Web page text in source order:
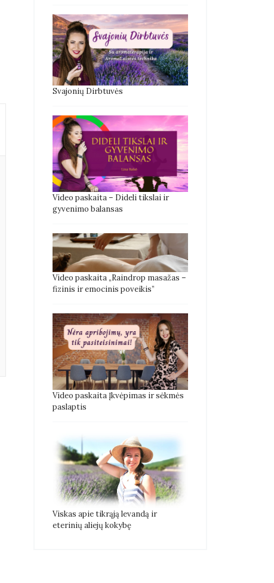
Svajonių Dirbtuvės
Video paskaita – Dideli tikslai ir
gyvenimo balansas
Video paskaita „Raindrop masažas –
fizinis ir emocinis poveikis”
Video paskaita Įkvėpimas ir sėkmės
paslaptis
Viskas apie tikrąją levandą ir
eterinių aliejų kokybę